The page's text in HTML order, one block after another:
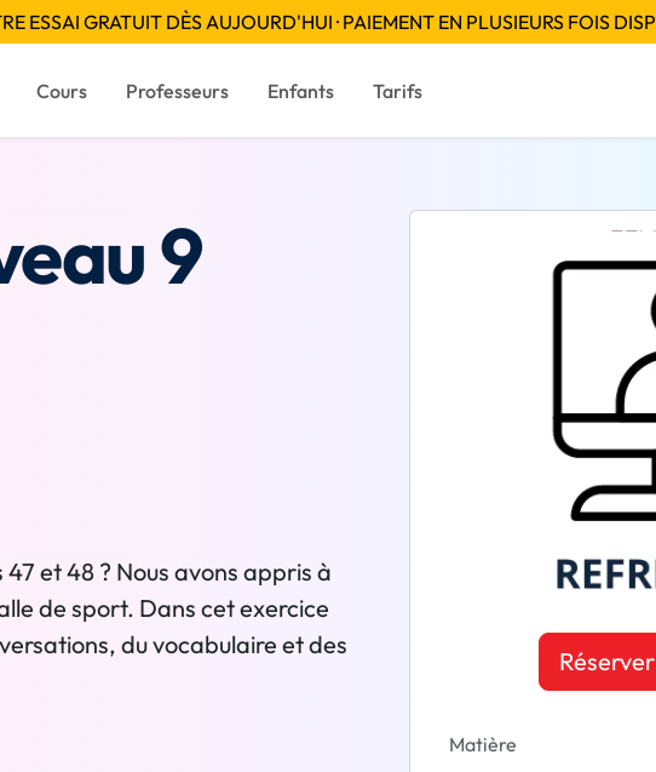
ESSAI GRATUIT DÈS AUJOURD'HUI · PAIEMENT EN PLUSIEURS FOIS
Cours Professeurs Enfants Tarifs
9
et 48 ? Nous avons appris à
de sport. Dans cet exercice
du vocabulaire et des
Réserver
Matière